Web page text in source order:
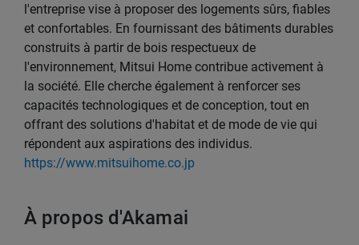
l'entreprise vise à proposer des logements sûrs, fiables
et confortables. En fournissant des bâtiments durables
construits à partir de bois respectueux de
l'environnement, Mitsui Home contribue activement à
la société. Elle cherche également à renforcer ses
capacités technologiques et de conception, tout en
offrant des solutions d'habitat et de mode de vie qui
répondent aux aspirations des individus.
https://www.mitsuihome.co.jp
À propos d'Akamai